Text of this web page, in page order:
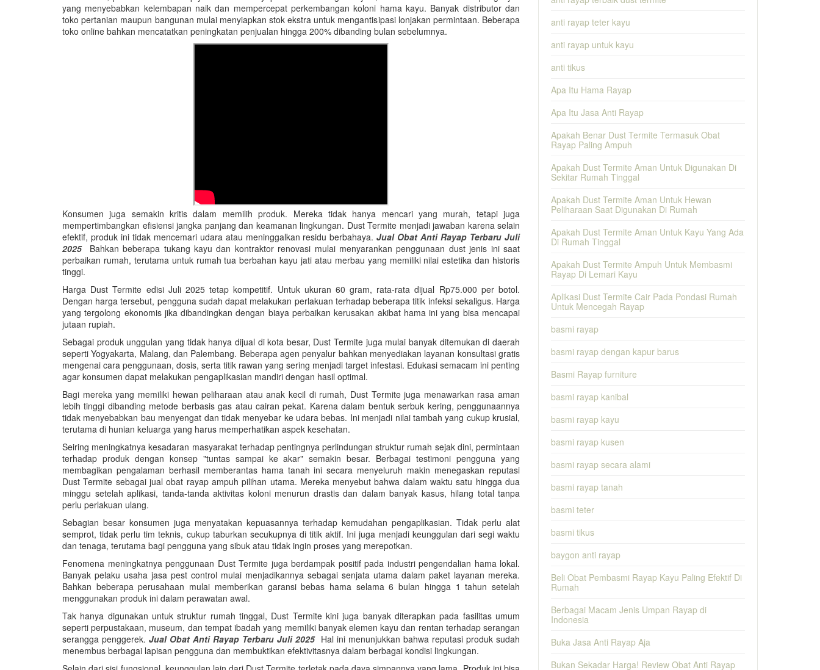
yang menyebabkan kelembapan naik dan mempercepat perkembangan koloni hama kayu. Banyak distributor dan
toko pertanian maupun bangunan mulai menyiapkan stok ekstra untuk mengantisipasi lonjakan permintaan. Beberapa
toko online bahkan mencatatkan peningkatan penjualan hingga 200% dibanding bulan sebelumnya.
Konsumen juga semakin kritis dalam memilih produk. Mereka tidak hanya mencari yang murah, tetapi juga
mempertimbangkan efisiensi jangka panjang dan keamanan lingkungan. Dust Termite menjadi jawaban karena selain
efektif, produk ini tidak mencemari udara atau meninggalkan residu berbahaya.Jual Obat Anti Rayap Terbaru Juli
2025Bahkan beberapa tukang kayu dan kontraktor renovasi mulai menyarankan penggunaan dust jenis ini saat
perbaikan rumah, terutama untuk rumah tua berbahan kayu jati atau merbau yang memiliki nilai estetika dan historis
tinggi.
Harga Dust Termite edisi Juli 2025 tetap kompetitif. Untuk ukuran 60 gram, rata-rata dijual Rp75.000 per botol.
Dengan harga tersebut, pengguna sudah dapat melakukan perlakuan terhadap beberapa titik infeksi sekaligus. Harga
yang tergolong ekonomis jika dibandingkan dengan biaya perbaikan kerusakan akibat hama ini yang bisa mencapai
jutaan rupiah.
Sebagai produk unggulan yang tidak hanya dijual di kota besar, Dust Termite juga mulai banyak ditemukan di daerah
seperti Yogyakarta, Malang, dan Palembang. Beberapa agen penyalur bahkan menyediakan layanan konsultasi gratis
mengenai cara penggunaan, dosis, serta titik rawan yang sering menjadi target infestasi. Edukasi semacam ini penting
agar konsumen dapat melakukan pengaplikasian mandiri dengan hasil optimal.
Bagi mereka yang memiliki hewan peliharaan atau anak kecil di rumah, Dust Termite juga menawarkan rasa aman
lebih tinggi dibanding metode berbasis gas atau cairan pekat. Karena dalam bentuk serbuk kering, penggunaannya
tidak menyebabkan bau menyengat dan tidak menyebar ke udara bebas. Ini menjadi nilai tambah yang cukup krusial,
terutama di hunian keluarga yang harus memperhatikan aspek kesehatan.
Seiring meningkatnya kesadaran masyarakat terhadap pentingnya perlindungan struktur rumah sejak dini, permintaan
terhadap produk dengan konsep "tuntas sampai ke akar" semakin besar. Berbagai testimoni pengguna yang
membagikan pengalaman berhasil memberantas hama tanah ini secara menyeluruh makin menegaskan reputasi
Dust Termite sebagai jual obat rayap ampuh pilihan utama. Mereka menyebut bahwa dalam waktu satu hingga dua
minggu setelah aplikasi, tanda-tanda aktivitas koloni menurun drastis dan dalam banyak kasus, hilang total tanpa
perlu perlakuan ulang.
Sebagian besar konsumen juga menyatakan kepuasannya terhadap kemudahan pengaplikasian. Tidak perlu alat
semprot, tidak perlu tim teknis, cukup taburkan secukupnya di titik aktif. Ini juga menjadi keunggulan dari segi waktu
dan tenaga, terutama bagi pengguna yang sibuk atau tidak ingin proses yang merepotkan.
Fenomena meningkatnya penggunaan Dust Termite juga berdampak positif pada industri pengendalian hama lokal.
Banyak pelaku usaha jasa pest control mulai menjadikannya sebagai senjata utama dalam paket layanan mereka.
Bahkan beberapa perusahaan mulai memberikan garansi bebas hama selama 6 bulan hingga 1 tahun setelah
menggunakan produk ini dalam perawatan awal.
Tak hanya digunakan untuk struktur rumah tinggal, Dust Termite kini juga banyak diterapkan pada fasilitas umum
seperti perpustakaan, museum, dan tempat ibadah yang memiliki banyak elemen kayu dan rentan terhadap serangan
serangga penggerek. Jual Obat Anti Rayap Terbaru Juli 2025Hal ini menunjukkan bahwa reputasi produk sudah
menembus berbagai lapisan pengguna dan membuktikan efektivitasnya dalam berbagai kondisi lingkungan.
anti rayap teter kayu
anti rayap untuk kayu
anti tikus
Apa Itu Hama Rayap
Apa Itu Jasa Anti Rayap
Apakah Benar Dust Termite Termasuk Obat
Rayap Paling Ampuh
Apakah Dust Termite Aman Untuk Digunakan Di
Sekitar Rumah Tinggal
Apakah Dust Termite Aman Untuk Hewan
Peliharaan Saat Digunakan Di Rumah
Apakah Dust Termite Aman Untuk Kayu Yang Ada
Di Rumah Tinggal
Apakah Dust Termite Ampuh Untuk Membasmi
Rayap Di Lemari Kayu
Aplikasi Dust Termite Cair Pada Pondasi Rumah
Untuk Mencegah Rayap
basmi rayap
basmi rayap dengan kapur barus
Basmi Rayap furniture
basmi rayap kanibal
basmi rayap kayu
basmi rayap kusen
basmi rayap secara alami
basmi rayap tanah
basmi teter
basmi tikus
baygon anti rayap
Beli Obat Pembasmi Rayap Kayu Paling Efektif Di
Rumah
Berbagai Macam Jenis Umpan Rayap di
Indonesia
Buka Jasa Anti Rayap Aja
Bukan Sekadar Harga! Review Obat Anti Rayap